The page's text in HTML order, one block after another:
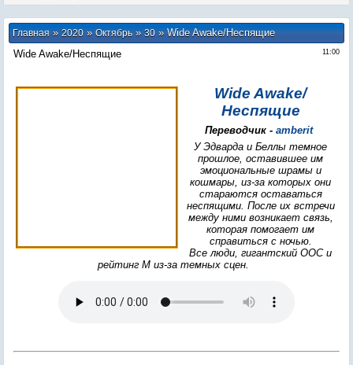
Главная»2020 » Октябрь » 30» Wide Awake/Неспящие
11:00
Wide Awake/Неспящие
Wide Awake/
Неспящие
Переводчик - amberit
У Эдварда и Беллы темное
прошлое, оставившее им
эмоциональные шрамы и
кошмары, из-за которых они
стараются оставаться
неспящими. После их встречи
между ними возникает связь,
которая помогает им
справиться с ночью.
Все люди, гигантский ООС и
рейтинг М из-за темных сцен.